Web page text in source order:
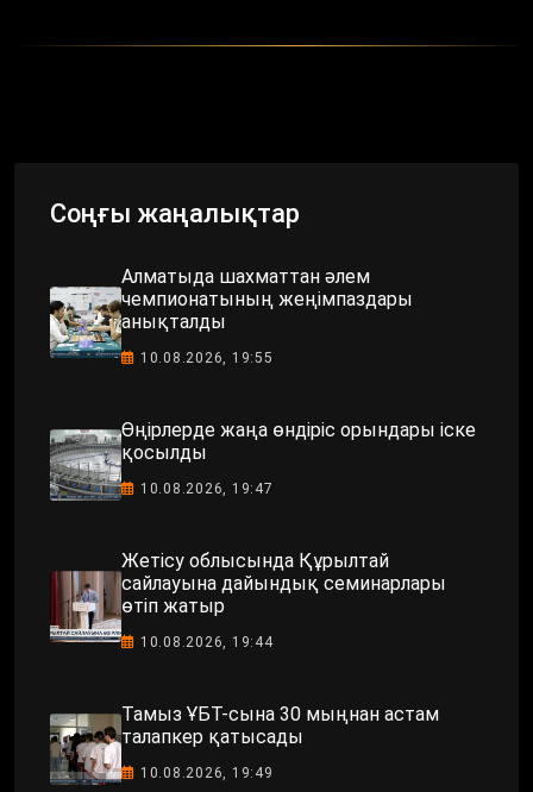
Соңғы жаңалықтар
Алматыда шахматтан әлем
чемпионатының жеңімпаздары
анықталды
10.08.2026, 19:55
Өңірлерде жаңа өндіріс орындары іске
қосылды
10.08.2026, 19:47
Жетісу облысында Құрылтай
сайлауына дайындық семинарлары
өтіп жатыр
10.08.2026, 19:44
Тамыз ҰБТ-сына 30 мыңнан астам
талапкер қатысады
10.08.2026, 19:49